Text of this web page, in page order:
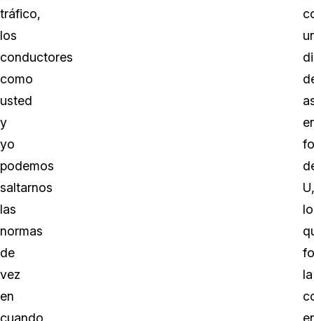
tráfico,
los
conductores
como
usted
y
yo
podemos
saltarnos
las
normas
de
vez
en
cuando.
U,
lo
la